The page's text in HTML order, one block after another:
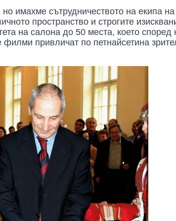
но имахме сътрудничеството на екипа
пространство и строгите
на салона до 50 места, което според
филми привличат по петнайсетина